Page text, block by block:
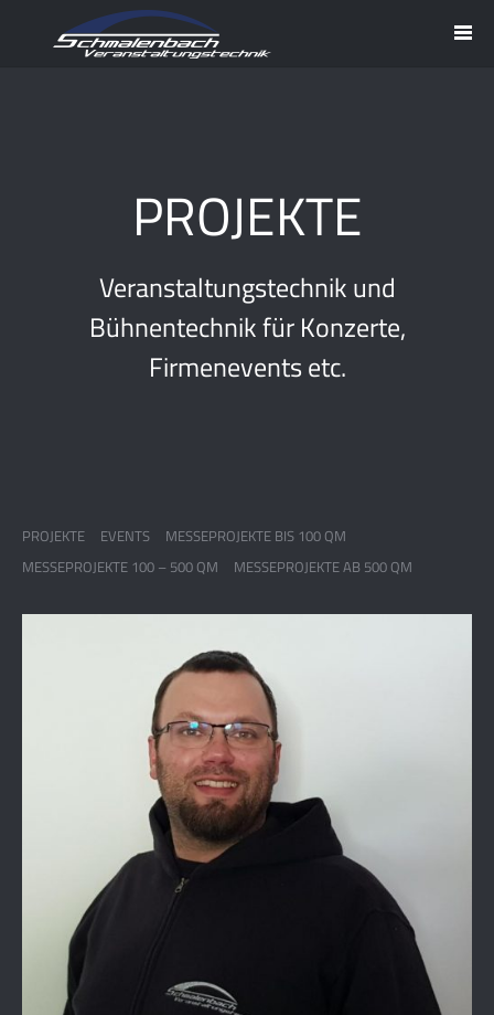
PROJEKTE
Veranstaltungstechnik und
Bühnentechnik für Konzerte,
Firmenevents etc.
PROJEKTE EVENTS
MESSEPROJEKTE BIS 100 QM
MESSEPROJEKTE 100 – 500 QM
MESSEPROJEKTE AB 500 QM